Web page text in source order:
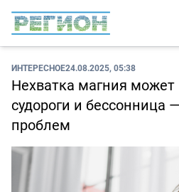
ИНТЕРЕСНОЕ24.08.2025, 05:38
Нехватка магния может
судороги и бессонница
проблем